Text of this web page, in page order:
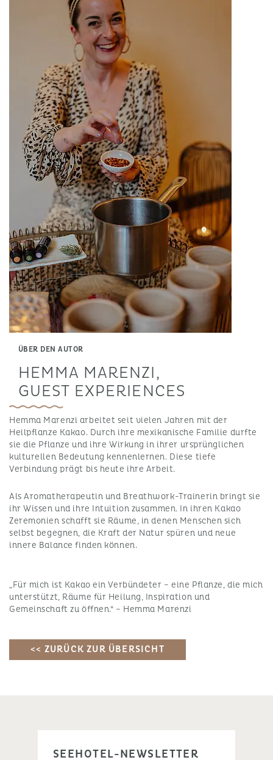
ÜBER DEN AUTOR
HEMMA MARENZI,
GUEST EXPERIENCES
Hemma Marenzi arbeitet seit vielen Jahren mit der
Heilpflanze Kakao. Durch ihre mexikanische Familie durfte
sie die Pflanze und ihre Wirkung in ihrer ursprünglichen
kulturellen Bedeutung kennenlernen. Diese tiefe
Verbindung prägt bis heute ihre Arbeit.
Als Aromatherapeutin und Breathwork-Trainerin bringt sie
ihr Wissen und ihre Intuition zusammen. In ihren Kakao
Zeremonien schafft sie Räume, in denen Menschen sich
selbst begegnen, die Kraft der Natur spüren und neue
innere Balance finden können.
„Für mich ist Kakao ein Verbündeter – eine Pflanze, die mich
unterstützt, Räume für Heilung, Inspiration und
Gemeinschaft zu öffnen.“ – Hemma Marenzi
<< ZURÜCK ZUR ÜBERSICHT
SEEHOTEL-NEWSLETTER